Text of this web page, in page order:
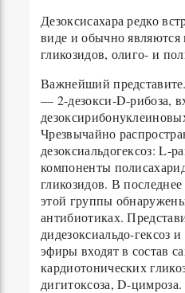
Дезоксисахара редко
виде и обычно
гликозидов, олиго- и
Важнейший
— 2-дезокси-D-рибоза,
Чрезвычайно
дезоксиальдогексоз: L-
компоненты
гликозидов. В
этой группы
антибиотиках.
дидезоксиальдо-
эфиры входят в состав
кардиотонических
дигитоксоза, D-цимроза.